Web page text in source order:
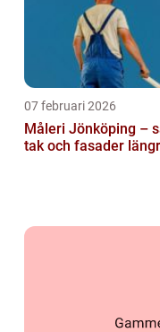
07 februari 2026
Måleri Jönköping –
tak och fasader